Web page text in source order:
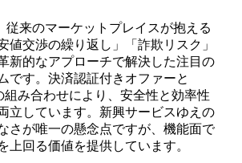
従来のマーケットプレイスが抱える
値交渉の繰り返し」「詐欺リスク」
新的なアプローチで解決した注目の
です。決済認証付きオファーと
組み合わせにより、安全性と効率性
立しています。新興サービスゆえの
さが唯一の懸念点ですが、機能面で
上回る価値を提供しています。